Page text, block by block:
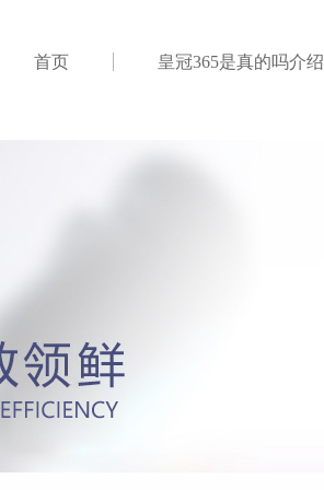
首页 皇冠365是真的吗介绍